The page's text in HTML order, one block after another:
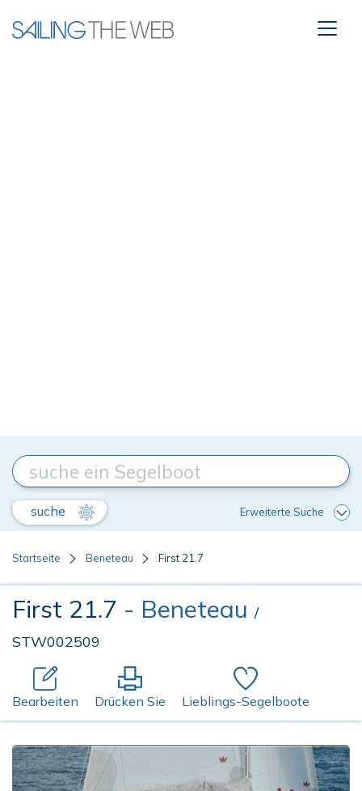
suche Erweiterte Suche
Startseite Beneteau First 21.7
First 21.7 - Beneteau /
STW002509
Bearbeiten Drücken Sie Lieblings-Segelboote